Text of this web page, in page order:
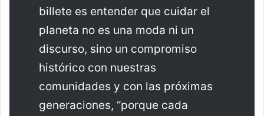
billete es entender que cuidar el
planeta no es una moda ni un
discurso, sino un compromiso
histórico con nuestras
comunidades y con las próximas
generaciones, “porque cada